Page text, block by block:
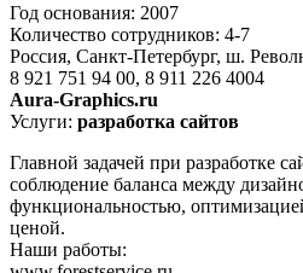
Год основания: 2007
Количество сотрудников: 4-7
Россия, Санкт-Петербург, ш.
8 921 751 94 00, 8 911 226 4004
Aura-Graphics.ru
Услуги: разработка сайтов
Главной задачей при разработке
соблюдение баланса между
функциональностью,
ценой.
Наши работы: